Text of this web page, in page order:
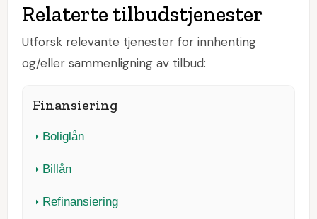
Relaterte tilbudstjenester
Utforsk relevante tjenester for innhenting
og/eller sammenligning av tilbud:
Finansiering
Boliglån
Billån
Refinansiering